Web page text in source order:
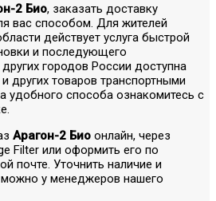
2 Био, заказать доставку
вас способом. Для жителей
действует услуга быстрой
и последующего
городов России доступна
и других товаров транспортными
удобного способа ознакомитесь с
Арагон-2 Био онлайн, через
Filter или оформить его по
почте. Уточнить наличие и
можно у менеджеров нашего